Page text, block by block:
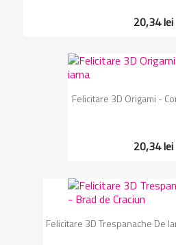
20,34 lei
Felicitare 3D Origami -
20,34 lei
Felicitare 3D Trespanache De